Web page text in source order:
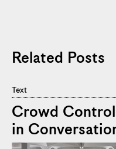
Related Posts
Text
Crowd
in